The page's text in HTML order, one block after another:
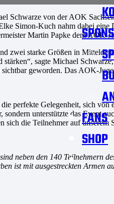
FANS
SHOP
Schwarze von der AOK
Simon-Kuch nahm dabei eine
Martin Papke dem AOK-
zwei starke Größen in
stärken“, sagte Michael
geworden. Das AOK-
perfekte Gelegenheit, sich
unterstützte das Event
sich die Teilnehmer auf
neben den 140 Teilnehmern
ist mit ausgestreckten Armen